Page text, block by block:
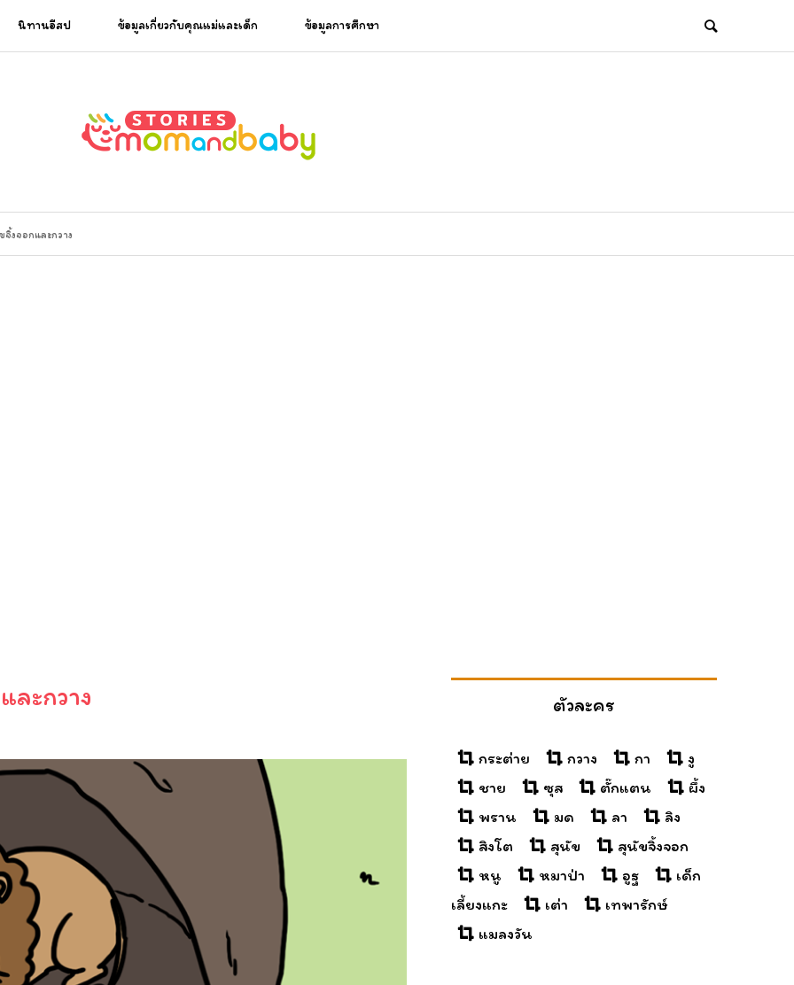
นิทานอีสป ข้อมูลเกี่ยวกับคุณแม่และเด็ก ข้อมูลการศึกษา
งจอกและกวาง
ะกวาง ตัวละคร
กระต่าย กวาง กา
งู
ชาย
ซุส ตั๊กแตน
ผึ้ง
พราน
มด ลา
ลิง
สิงโต
สุนัข
สุนัขจิ้งจอก
หนู
หมาป่า อูฐ
เด็ก
เลี้ยงแกะ
เต่า
เทพารักษ์
แมลงวัน